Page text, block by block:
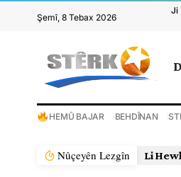
Şemî, 8 Tebax 2026
Ji
HEMÛ BAJAR BEHDÎNAN
Nûçeyên Lezgîn Li